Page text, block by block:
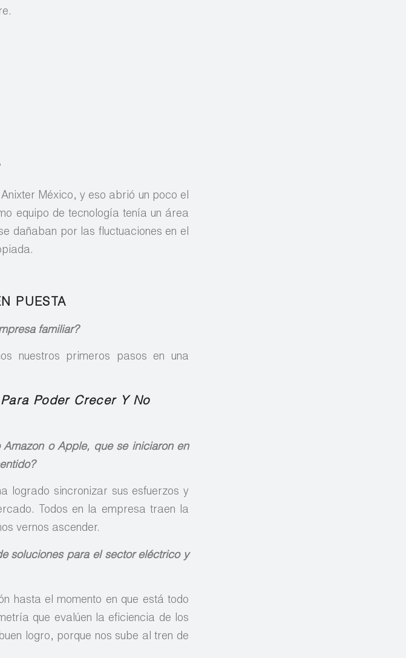
México, y eso abrió un poco el
equipo de tecnología tenía un área
dañaban por las fluctuaciones en el
PUESTA
familiar?
nuestros primeros pasos en una
Poder Crecer Y No
o Apple, que se iniciaron en
logrado sincronizar sus esfuerzos y
Todos en la empresa traen la
vernos ascender.
soluciones para el sector eléctrico y
hasta el momento en que está todo
que evalúen la eficiencia de los
logro, porque nos sube al tren de